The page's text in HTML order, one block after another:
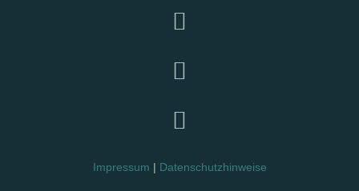



Impressum | Datenschutzhinweise